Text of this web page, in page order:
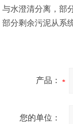
与水澄清分离，部
部分剩余污泥从系
产品：
您的单位：